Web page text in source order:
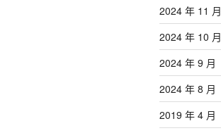
2024 年 11 月
2024 年 10 月
2024 年 9 月
2024 年 8 月
2019 年 4 月